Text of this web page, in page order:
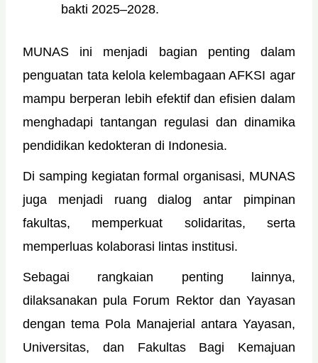
bakti 2025–2028.
MUNAS ini menjadi bagian penting dalam
penguatan tata kelola kelembagaan AFKSI agar
mampu berperan lebih efektif dan efisien dalam
menghadapi tantangan regulasi dan dinamika
pendidikan kedokteran di Indonesia.
Di samping kegiatan formal organisasi, MUNAS
juga menjadi ruang dialog antar pimpinan
fakultas, memperkuat solidaritas, serta
memperluas kolaborasi lintas institusi.
Sebagai rangkaian penting lainnya,
dilaksanakan pula Forum Rektor dan Yayasan
dengan tema Pola Manajerial antara Yayasan,
Universitas, dan Fakultas Bagi Kemajuan